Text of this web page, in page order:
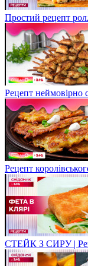
Простий рецепт
Рецепт неймовірно
Рецепт
СТЕЙК З СИРУ |